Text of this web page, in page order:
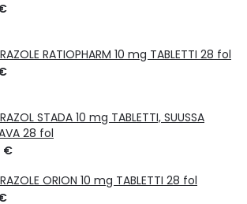
RATIOPHARM 10 mg TABLETTI 28 fol
STADA 10 mg TABLETTI, SUUSSA
28 fol
€
ORION 10 mg TABLETTI 28 fol